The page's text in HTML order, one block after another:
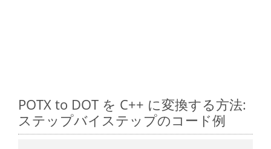
POTX to DOT を C++ に変換する方法:
ステップバイステップのコード例